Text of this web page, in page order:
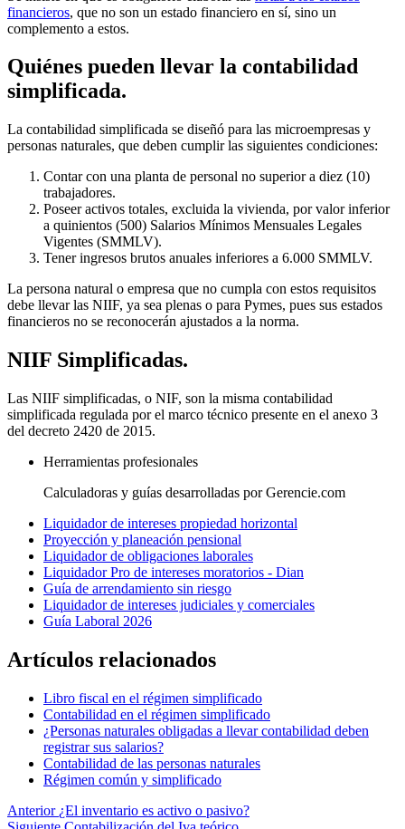
financieros, que no son un estado financiero en sí, sino un
complemento a estos.
Quiénes pueden llevar la contabilidad
simplificada.
La contabilidad simplificada se diseñó para las microempresas y
personas naturales, que deben cumplir las siguientes condiciones:
Contar con una planta de personal no superior a diez (10)
trabajadores.
Poseer activos totales, excluida la vivienda, por valor inferior
a quinientos (500) Salarios Mínimos Mensuales Legales
Vigentes (SMMLV).
Tener ingresos brutos anuales inferiores a 6.000 SMMLV.
La persona natural o empresa que no cumpla con estos requisitos
debe llevar las NIIF, ya sea plenas o para Pymes, pues sus estados
financieros no se reconocerán ajustados a la norma.
NIIF Simplificadas.
Las NIIF simplificadas, o NIF, son la misma contabilidad
simplificada regulada por el marco técnico presente en el anexo 3
del decreto 2420 de 2015.
Herramientas profesionales
Calculadoras y guías desarrolladas por Gerencie.com
Liquidador de intereses propiedad horizontal
Proyección y planeación pensional
Liquidador de obligaciones laborales
Liquidador Pro de intereses moratorios - Dian
Guía de arrendamiento sin riesgo
Liquidador de intereses judiciales y comerciales
Guía Laboral 2026
Artículos relacionados
Libro fiscal en el régimen simplificado
Contabilidad en el régimen simplificado
¿Personas naturales obligadas a llevar contabilidad deben
registrar sus salarios?
Contabilidad de las personas naturales
Régimen común y simplificado
Anterior ¿El inventario es activo o pasivo?